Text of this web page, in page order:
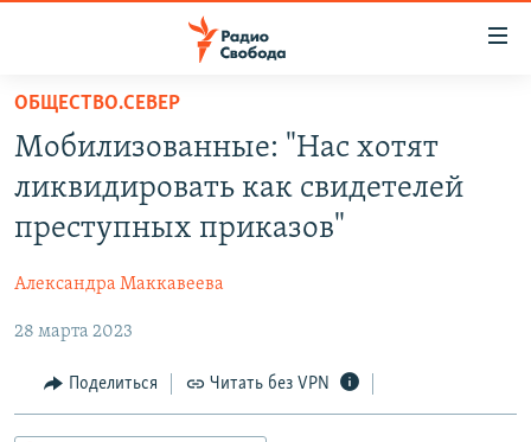
упрощенного
доступа
основному
Вернутся
навигации
Вернутся
ПРОГРАММЫ
АВТОРСКИЕ ПРОЕКТЫ
МНЕНИЯ
КУЛЬТУРА
IDEL.РЕАЛИИ
ОБЩЕСТВО.СЕВЕР
Мобилизованные: "Нас хотят
ликвидировать как свидетелей
преступных приказов"
Александра Маккавеева
28 марта 2023
Поделиться Читать без VPN